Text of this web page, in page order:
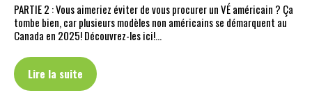
PARTIE 2 : Vous aimeriez éviter de vous procurer un VÉ américain ? Ça
tombe bien, car plusieurs modèles non américains se démarquent au
Canada en 2025! Découvrez-les ici!…
Lire la suite